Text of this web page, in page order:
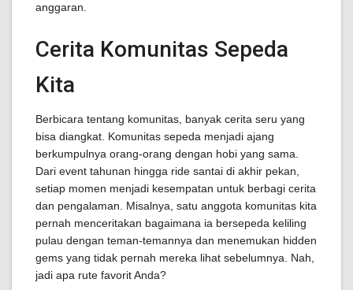
anggaran.
Cerita Komunitas Sepeda
Kita
Berbicara tentang komunitas, banyak cerita seru yang
bisa diangkat. Komunitas sepeda menjadi ajang
berkumpulnya orang-orang dengan hobi yang sama.
Dari event tahunan hingga ride santai di akhir pekan,
setiap momen menjadi kesempatan untuk berbagi cerita
dan pengalaman. Misalnya, satu anggota komunitas kita
pernah menceritakan bagaimana ia bersepeda keliling
pulau dengan teman-temannya dan menemukan hidden
gems yang tidak pernah mereka lihat sebelumnya. Nah,
jadi apa rute favorit Anda?